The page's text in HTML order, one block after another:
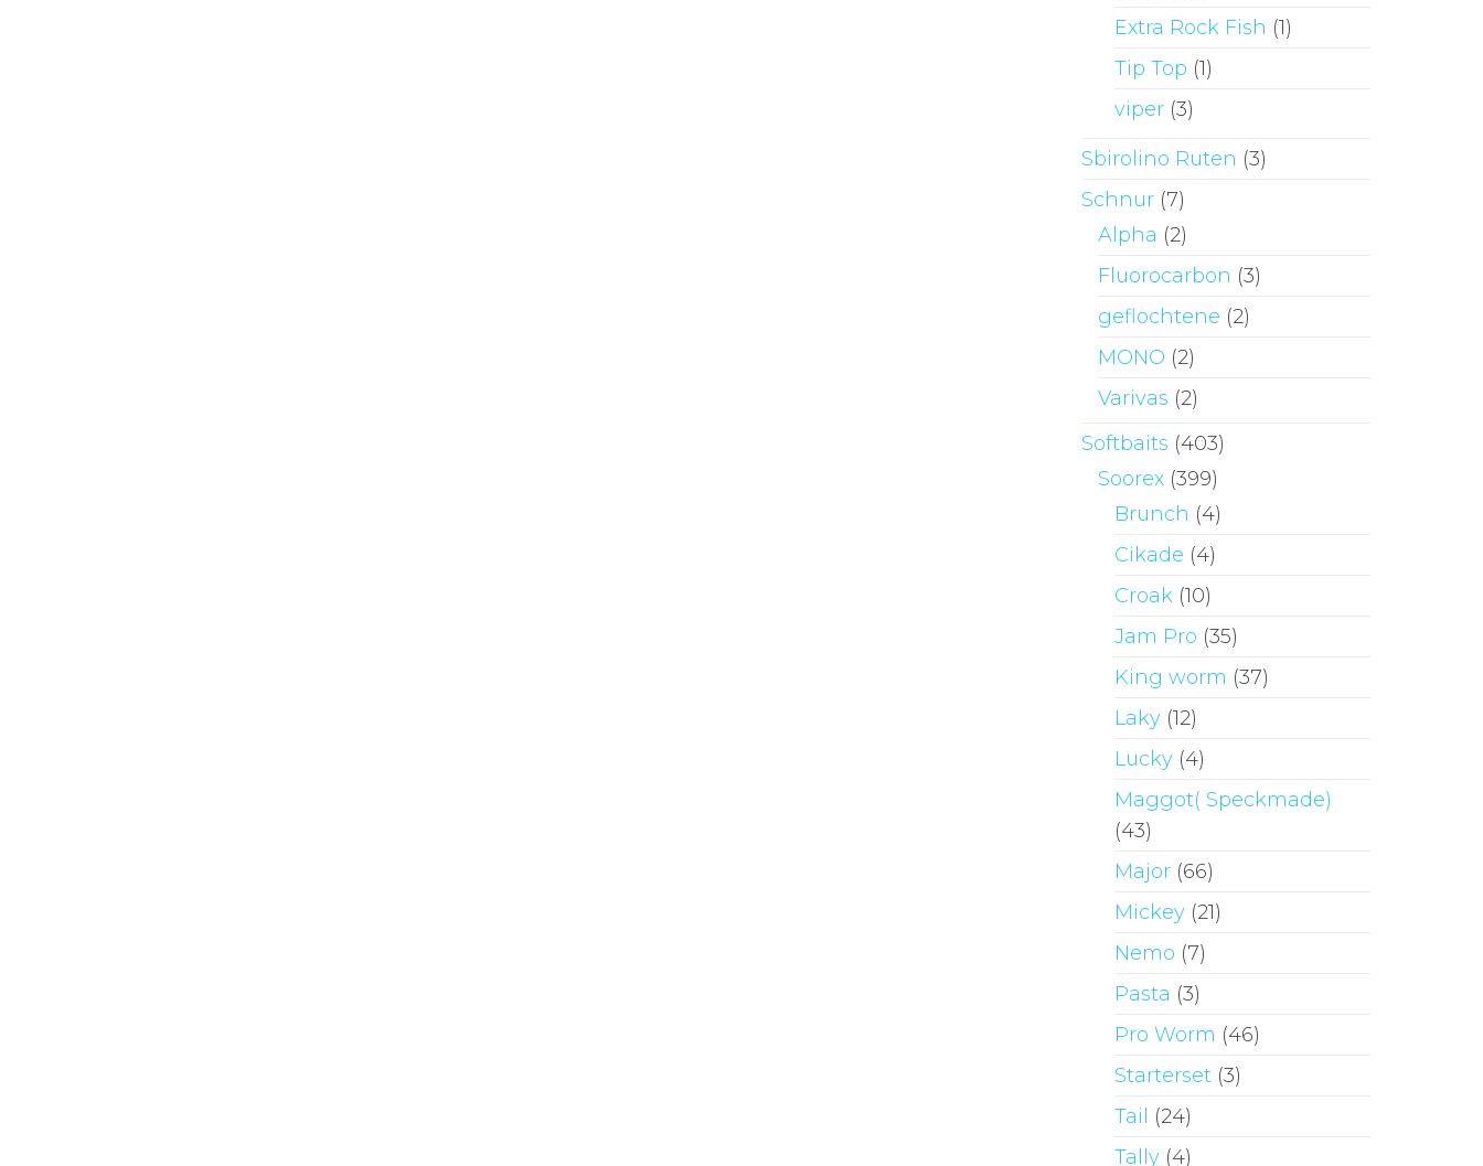
Extra Rock Fish (1)
Tip Top (1)
viper (3)
Sbirolino Ruten (3)
Schnur (7)
Alpha (2)
Fluorocarbon (3)
geflochtene (2)
MONO (2)
Varivas (2)
Softbaits (403)
Soorex (399)
Brunch (4)
Cikade (4)
Croak (10)
Jam Pro (35)
King worm (37)
Laky (12)
Lucky (4)
Maggot( Speckmade)
(43)
Major (66)
Mickey (21)
Nemo (7)
Pasta (3)
Pro Worm (46)
Starterset (3)
Tail
(24)
Tally (4)